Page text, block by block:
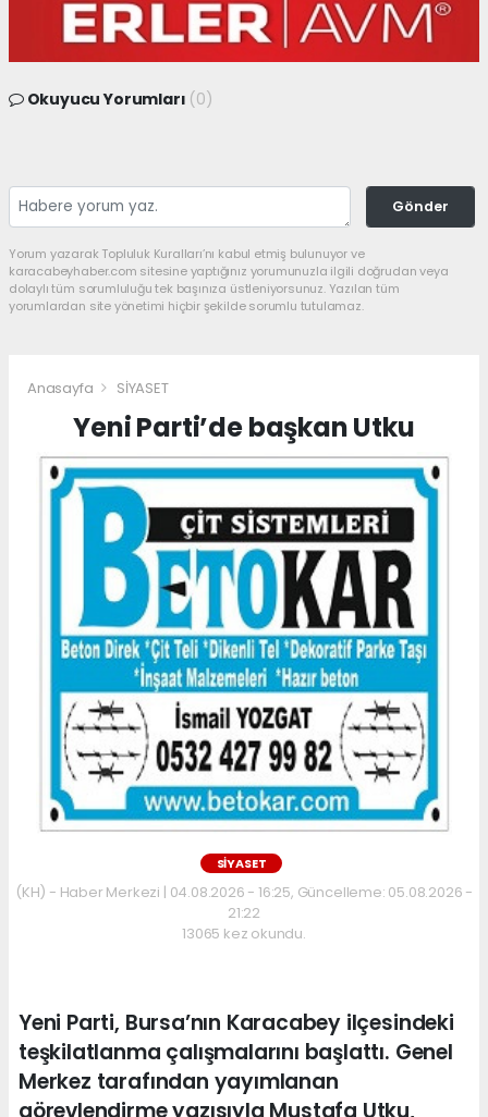
Okuyucu Yorumları (0)
Gönder
Yorum yazarak Topluluk Kuralları’nı kabul etmiş bulunuyor ve
karacabeyhaber.com sitesine yaptığınız yorumunuzla ilgili doğrudan veya
dolaylı tüm sorumluluğu tek başınıza üstleniyorsunuz. Yazılan tüm
yorumlardan site yönetimi hiçbir şekilde sorumlu tutulamaz.
Anasayfa SİYASET
Yeni Parti’de başkan Utku
SİYASET
(KH) - Haber Merkezi | 04.08.2026 - 16:25, Güncelleme: 05.08.2026 -
21:22
13065 kez okundu.
Yeni Parti, Bursa’nın Karacabey ilçesindeki
teşkilatlanma çalışmalarını başlattı. Genel
Merkez tarafından yayımlanan